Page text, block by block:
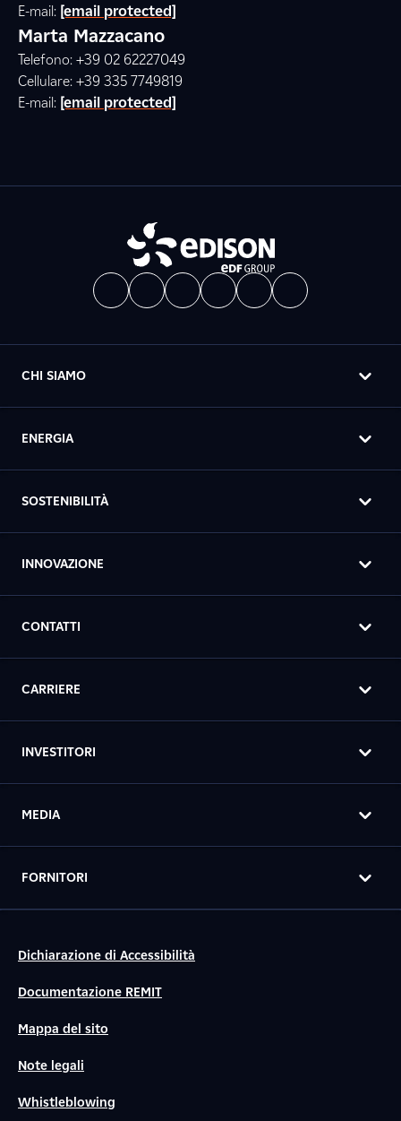
E-mail: [email protected]
Marta Mazzacano
Telefono: +39 02 62227049
Cellulare: +39 335 7749819
E-mail: [email protected]
CHI SIAMO
ENERGIA
SOSTENIBILITÀ
INNOVAZIONE
CONTATTI
CARRIERE
INVESTITORI
MEDIA
FORNITORI
Dichiarazione di Accessibilità
Documentazione REMIT
Mappa del sito
Note legali
Whistleblowing